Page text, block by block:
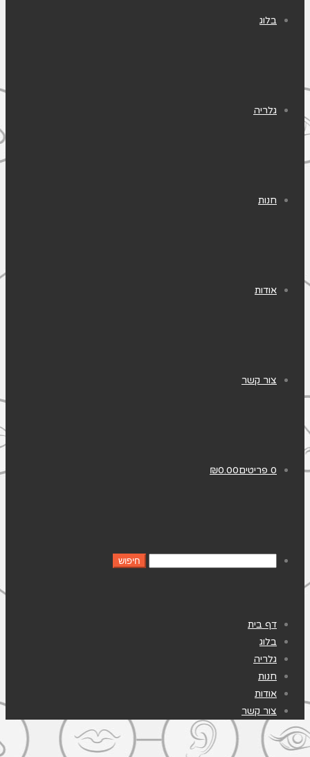
בלוג
גלריה
חנות
אודות
צור קשר
0 פריטים ₪0.00
דף בית
בלוג
גלריה
חנות
אודות
צור קשר